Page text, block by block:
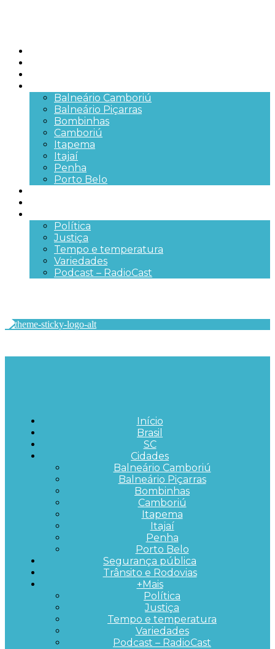
Balneário Camboriú
Balneário Piçarras
Bombinhas
Camboriú
Itapema
Itajaí
Penha
Porto Belo
Política
Justiça
Tempo e temperatura
Variedades
Podcast – RadioCast
Início
Brasil
SC
Cidades
Balneário Camboriú
Balneário Piçarras
Bombinhas
Camboriú
Itapema
Itajaí
Penha
Porto Belo
Segurança pública
Trânsito e Rodovias
+Mais
Política
Justiça
Tempo e temperatura
Variedades
Podcast – RadioCast